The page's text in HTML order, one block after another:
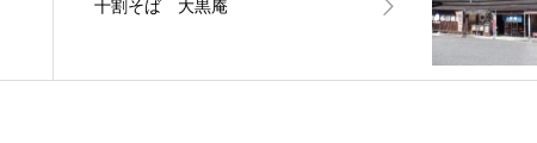
十割そば 大黒庵